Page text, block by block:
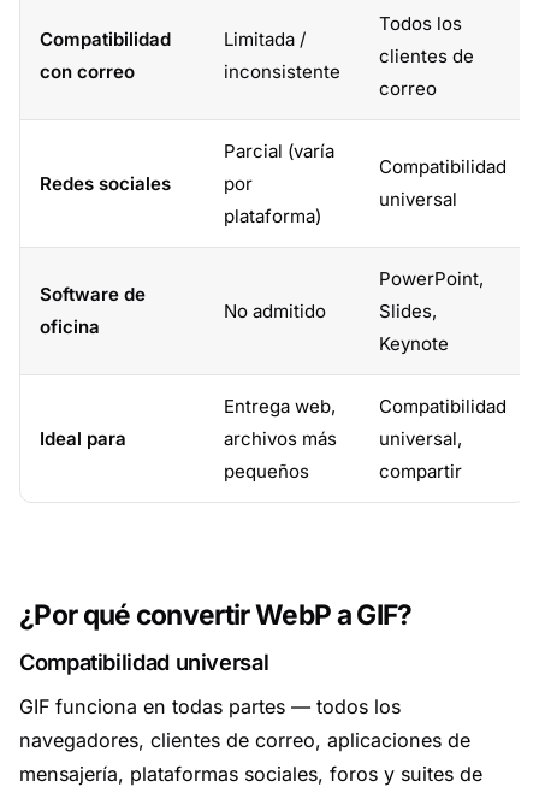
Compatibilidad
con correo
Limitada /
inconsistente
Todos los
clientes de
correo
Redes sociales
Parcial (varía
por
plataforma)
Compatibilidad
universal
Software de
oficina
No admitido
PowerPoint,
Slides,
Keynote
Ideal para
Entrega web,
archivos más
pequeños
Compatibilidad
universal,
compartir
¿Por qué convertir WebP a GIF?
Compatibilidad universal
GIF funciona en todas partes — todos los
navegadores, clientes de correo, aplicaciones de
mensajería, plataformas sociales, foros y suites de